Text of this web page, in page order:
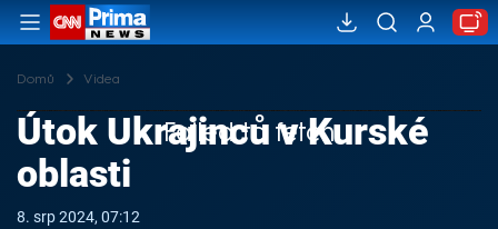
Domů Videa
Failed to fetch
Útok Ukrajinců v Kurské
oblasti
8. srp 2024, 07:12